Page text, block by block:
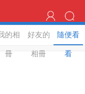
的相
冊
好友的
相冊
隨便看
看